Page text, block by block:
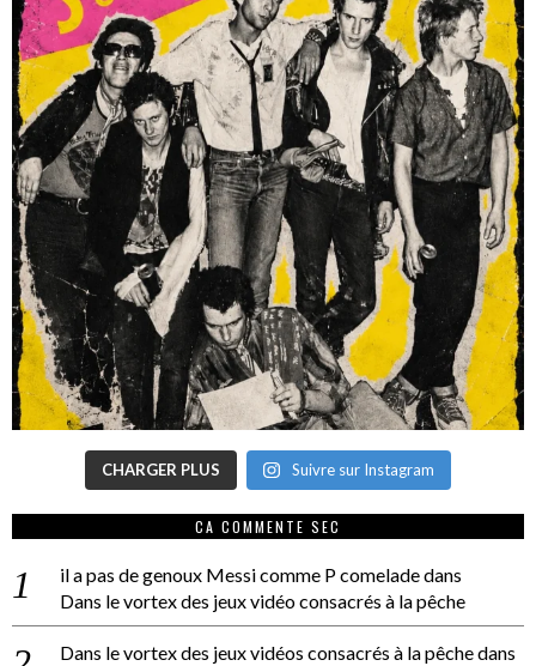
CHARGER PLUS Suivre sur Instagram
CA COMMENTE SEC
il a pas de genoux Messi comme P comeladedans
Dans le vortex des jeux vidéo consacrés à la pêche
Dans le vortex des jeux vidéos consacrés à la pêchedans